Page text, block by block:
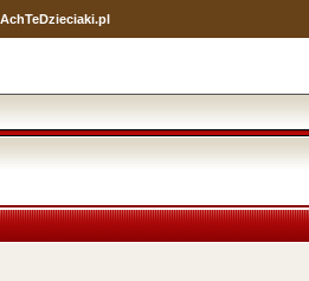
AchTeDzieciaki.pl